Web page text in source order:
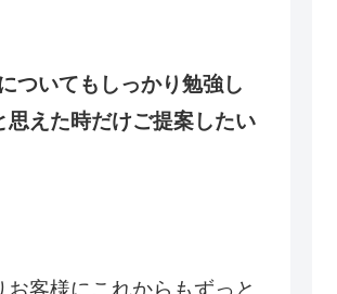
ついてもしっかり勉強し
えた時だけご提案したい
客様にこれからもずっと